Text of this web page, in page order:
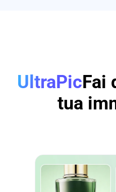
UltraPicFai
tua